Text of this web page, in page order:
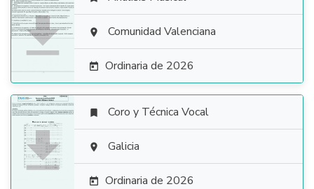
  Comunidad Valenciana
 Ordinaria de 2026

 Coro y Técnica Vocal
 Galicia
 Ordinaria de 2026